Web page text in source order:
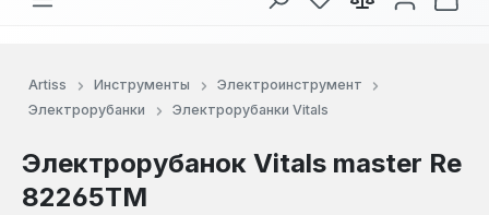
Artiss Инструменты
Электроинструмент
Электрорубанки
Электрорубанки Vitals
Электрорубанок Vitals master Re
82265TM